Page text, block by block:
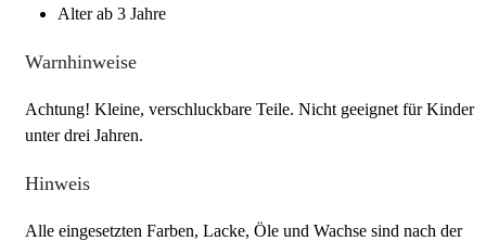
Alter ab 3 Jahre
Warnhinweise
Achtung! Kleine, verschluckbare Teile. Nicht geeignet für Kinder
unter drei Jahren.
Hinweis
Alle eingesetzten Farben, Lacke, Öle und Wachse sind nach der